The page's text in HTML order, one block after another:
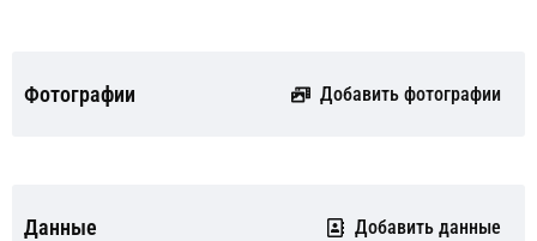
Фотографии Добавить фотографии
Данные Добавить данные